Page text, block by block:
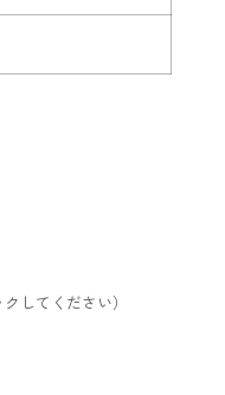
してください）